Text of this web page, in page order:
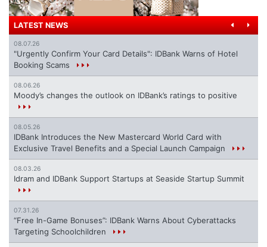
LATEST NEWS
08.07.26
"Urgently Confirm Your Card Details": IDBank Warns of Hotel
Booking Scams
08.06.26
Moody’s changes the outlook on IDBank’s ratings to positive
08.05.26
IDBank Introduces the New Mastercard World Card with
Exclusive Travel Benefits and a Special Launch Campaign
08.03.26
Idram and IDBank Support Startups at Seaside Startup Summit
07.31.26
“Free In-Game Bonuses”: IDBank Warns About Cyberattacks
Targeting Schoolchildren